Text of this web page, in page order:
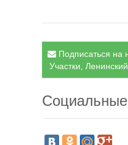
Подписаться на
Участки,